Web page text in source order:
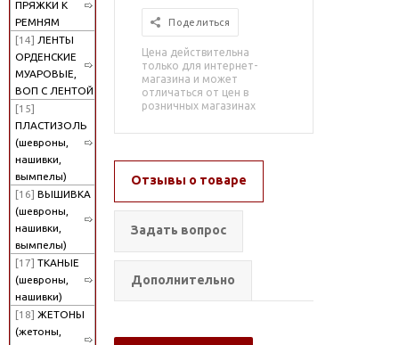
ПРЯЖКИ К
РЕМНЯМ
[14] ЛЕНТЫ
ОРДЕНСКИЕ
МУАРОВЫЕ,
ВОП С ЛЕНТОЙ
[15]
ПЛАСТИЗОЛЬ
(шевроны,
нашивки,
вымпелы)
[16] ВЫШИВКА
(шевроны,
нашивки,
вымпелы)
[17] ТКАНЫЕ
(шевроны,
нашивки)
[18] ЖЕТОНЫ
(жетоны,
Поделиться
Цена действительна
только для интернет-
магазина и может
отличаться от цен в
розничных магазинах
Отзывы о товаре
Задать вопрос
Дополнительно